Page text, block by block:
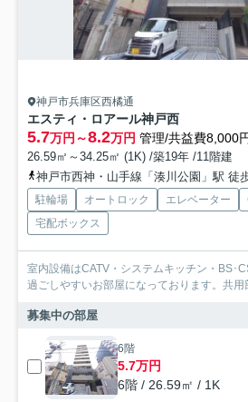
神戸市兵庫区西橘通
エスティ・ロアール神戸西
5.7万円～8.2万円 管理/共益費8,000
26.59㎡～34.25㎡ (1K) /築19年 /11階建
神戸市西神・山手線「湊川公園」駅 徒
駐輪場 オートロック エレベーター
宅配ボックス
室内設備はCATV・システムキッチン・BS･
過ごしやすいお部屋になっております。共用
募集中の部屋
6階
5.7万円
6階 / 26.59㎡ / 1K